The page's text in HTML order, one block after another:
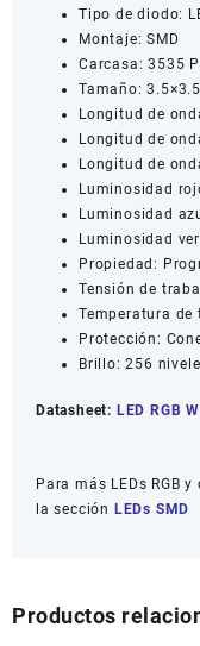
Tipo de diodo:
Montaje: SMD
Carcasa: 3535
Tamaño:
Longitud de
Longitud de
Longitud de
Luminosidad
Luminosidad
Luminosidad
Propiedad:
Tensión de
Temperatura de
Protección:
Brillo: 256
Datasheet: LED RGB
Para más LEDs RGB
la sección LEDs SMD
Productos